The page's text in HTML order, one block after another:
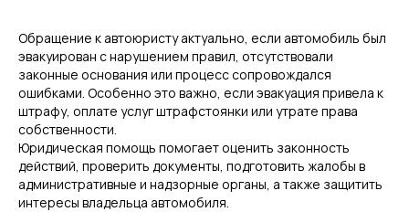
Обращение к автоюристу актуально, если автомобиль был
эвакуирован с нарушением правил, отсутствовали
законные основания или процесс сопровождался
ошибками. Особенно это важно, если эвакуация привела к
штрафу, оплате услуг штрафстоянки или утрате права
собственности.
Юридическая помощь помогает оценить законность
действий, проверить документы, подготовить жалобы в
административные и надзорные органы, а также защитить
интересы владельца автомобиля.